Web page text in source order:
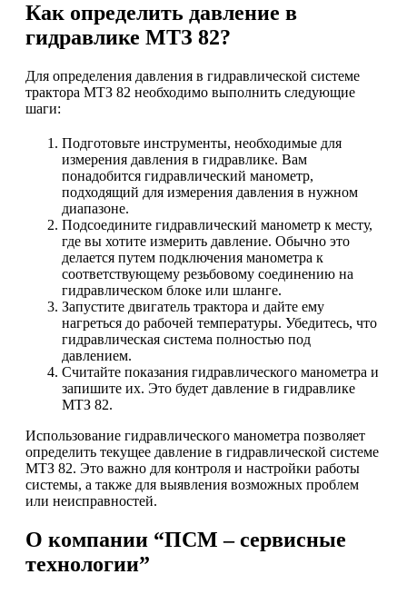
Как определить давление в
гидравлике МТЗ 82?
Для определения давления в гидравлической системе
трактора МТЗ 82 необходимо выполнить следующие
шаги:
Подготовьте инструменты, необходимые для
измерения давления в гидравлике. Вам
понадобится гидравлический манометр,
подходящий для измерения давления в нужном
диапазоне.
Подсоедините гидравлический манометр к месту,
где вы хотите измерить давление. Обычно это
делается путем подключения манометра к
соответствующему резьбовому соединению на
гидравлическом блоке или шланге.
Запустите двигатель трактора и дайте ему
нагреться до рабочей температуры. Убедитесь, что
гидравлическая система полностью под
давлением.
Считайте показания гидравлического манометра и
запишите их. Это будет давление в гидравлике
МТЗ 82.
Использование гидравлического манометра позволяет
определить текущее давление в гидравлической системе
МТЗ 82. Это важно для контроля и настройки работы
системы, а также для выявления возможных проблем
или неисправностей.
О компании “ПСМ – сервисные
технологии”